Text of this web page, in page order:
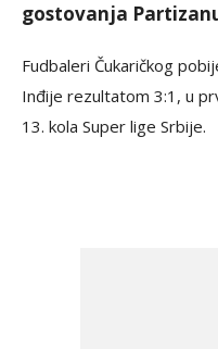
gostovanja
Fudbaleri Čukaričkog
Inđije rezultatom 3:1, u
13. kola Super lige Srbije.